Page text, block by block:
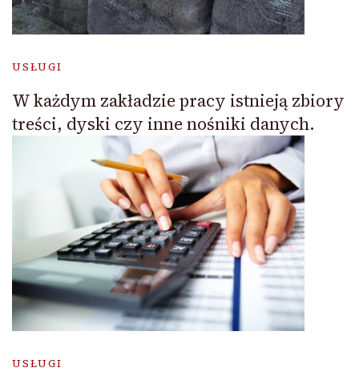
USŁUGI
W każdym zakładzie pracy istnieją zbiory
treści, dyski czy inne nośniki danych.
USŁUGI